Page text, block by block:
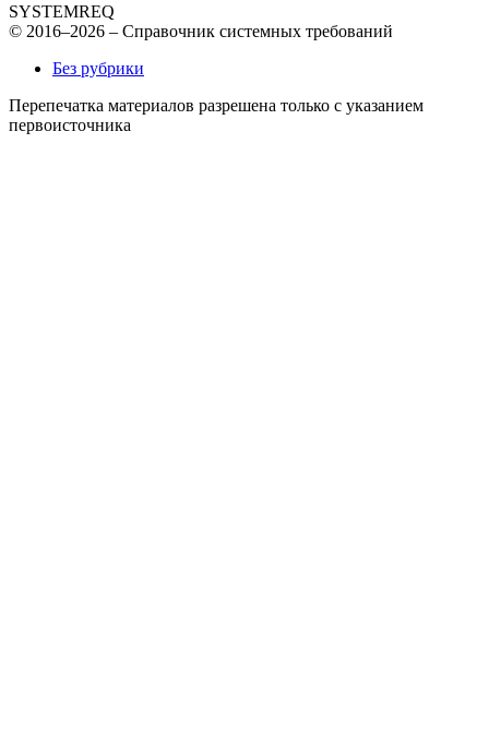
SYSTEMREQ
© 2016–2026 – Справочник системных требований
Без рубрики
Перепечатка материалов разрешена только с указанием
первоисточника